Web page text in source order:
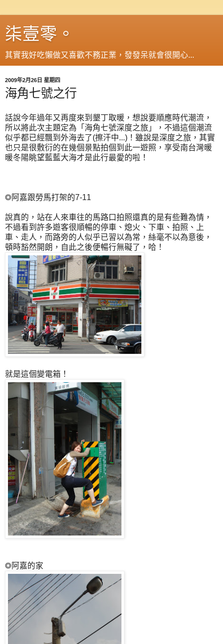
柒壹零。
其實我好吃懶做又喜歡不務正業，發發呆就會很開心...
2009年2月26日 星期四
海角七號之行
話說今年過年又再度來到墾丁取暖，想說要順應時代潮流，
所以將此次主題定為「海角七號深度之旅」，不過這個潮流
似乎都已經飄到外海去了(擦汗中...)！雖說是深度之旅，其實
也只是很敷衍的在幾個景點拍個到此一遊照，享受南台灣暖
暖冬陽眺望藍藍大海才是此行最愛的啦！
◎阿嘉跟勞馬打架的7-11
說真的，站在人來車往的馬路口拍照還真的是有些難為情，
不過看到許多遊客很順暢的停車、熄火、下車、拍照、上
車、走人，而路旁的人似乎已習以為常，絲毫不以為意後，
頓時豁然開朗，自此之後便暢行無礙了，哈！
就是這個變電箱！
◎阿嘉的家